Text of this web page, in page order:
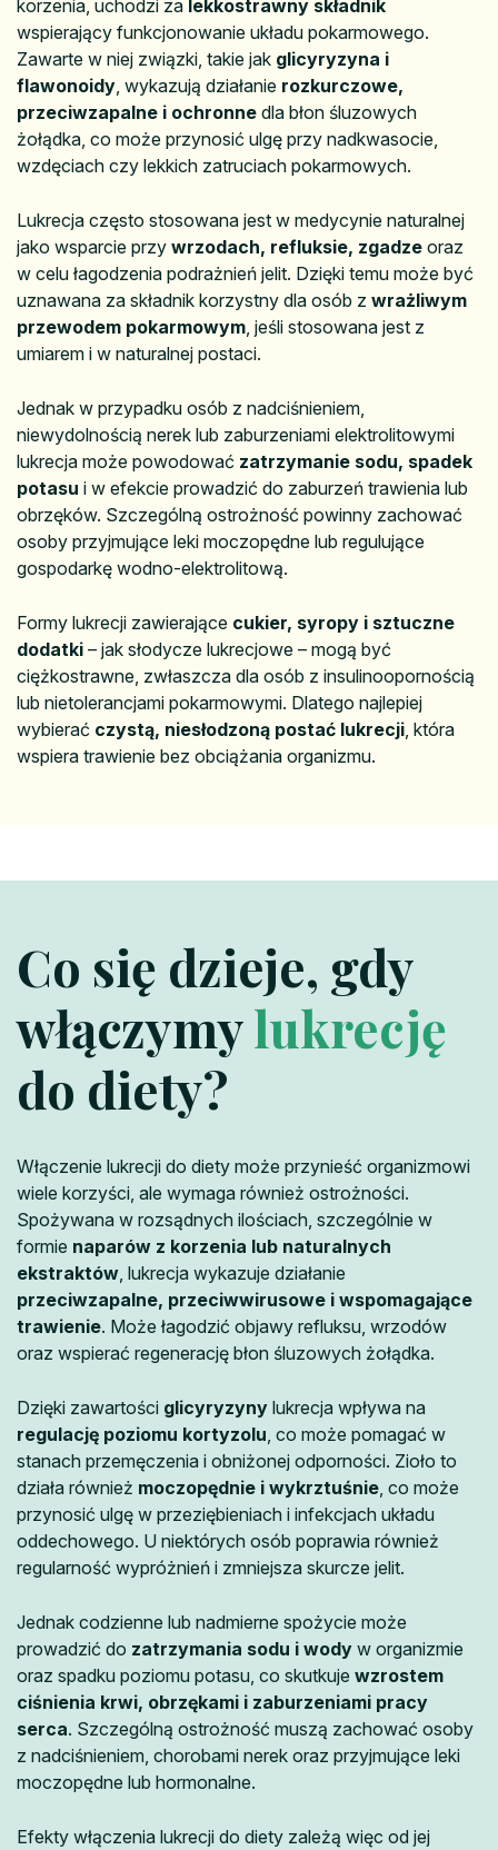
korzenia, uchodzi za lekkostrawny składnik
wspierający funkcjonowanie układu pokarmowego.
Zawarte w niej związki, takie jak glicyryzyna i
flawonoidy , wykazują działanie rozkurczowe,
przeciwzapalne i ochronne dla błon śluzowych
żołądka, co może przynosić ulgę przy nadkwasocie,
wzdęciach czy lekkich zatruciach pokarmowych.
Lukrecja często stosowana jest w medycynie naturalnej
jako wsparcie przy wrzodach, refluksie, zgadze oraz
w celu łagodzenia podrażnień jelit. Dzięki temu może być
uznawana za składnik korzystny dla osób z wrażliwym
przewodem pokarmowym , jeśli stosowana jest z
umiarem i w naturalnej postaci.
Jednak w przypadku osób z nadciśnieniem,
niewydolnością nerek lub zaburzeniami elektrolitowymi
lukrecja może powodować zatrzymanie sodu, spadek
potasu i w efekcie prowadzić do zaburzeń trawienia lub
obrzęków. Szczególną ostrożność powinny zachować
osoby przyjmujące leki moczopędne lub regulujące
gospodarkę wodno-elektrolitową.
Formy lukrecji zawierające cukier, syropy i sztuczne
dodatki – jak słodycze lukrecjowe – mogą być
ciężkostrawne, zwłaszcza dla osób z insulinoopornością
lub nietolerancjami pokarmowymi. Dlatego najlepiej
wybierać czystą, niesłodzoną postać lukrecji , która
wspiera trawienie bez obciążania organizmu.
Co się dzieje, gdy
włączymylukrecję
do diety?
Włączenie lukrecji do diety może przynieść organizmowi
wiele korzyści, ale wymaga również ostrożności.
Spożywana w rozsądnych ilościach, szczególnie w
formie naparów z korzenia lub naturalnych
ekstraktów , lukrecja wykazuje działanie
przeciwzapalne, przeciwwirusowe i wspomagające
trawienie. Może łagodzić objawy refluksu, wrzodów
oraz wspierać regenerację błon śluzowych żołądka.
Dzięki zawartości glicyryzyny lukrecja wpływa na
regulację poziomu kortyzolu , co może pomagać w
stanach przemęczenia i obniżonej odporności. Zioło to
działa również moczopędnie i wykrztuśnie , co może
przynosić ulgę w przeziębieniach i infekcjach układu
oddechowego. U niektórych osób poprawia również
regularność wypróżnień i zmniejsza skurcze jelit.
Jednak codzienne lub nadmierne spożycie może
prowadzić do zatrzymania sodu i wody w organizmie
oraz spadku poziomu potasu, co skutkuje wzrostem
ciśnienia krwi, obrzękami i zaburzeniami pracy
serca. Szczególną ostrożność muszą zachować osoby
z nadciśnieniem, chorobami nerek oraz przyjmujące leki
moczopędne lub hormonalne.
Efekty włączenia lukrecji do diety zależą więc od jej